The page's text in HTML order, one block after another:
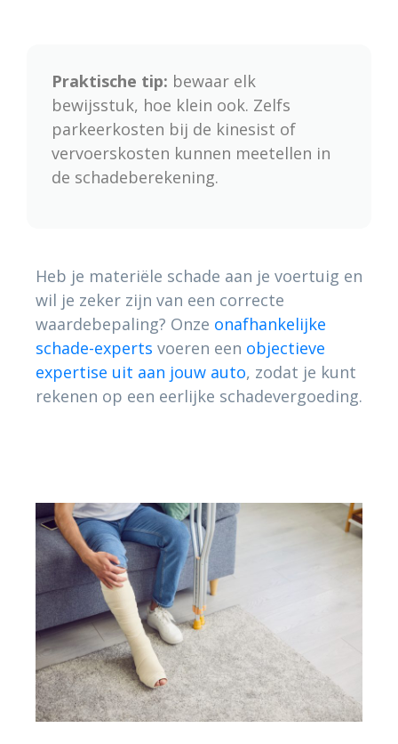
Praktische tip: bewaar elk
bewijsstuk, hoe klein ook. Zelfs
parkeerkosten bij de kinesist of
vervoerskosten kunnen meetellen in
de schadeberekening.
Heb je materiële schade aan je voertuig en
wil je zeker zijn van een correcte
waardebepaling? Onze onafhankelijke
schade-experts voeren een objectieve
expertise uit aan jouw auto, zodat je kunt
rekenen op een eerlijke schadevergoeding.